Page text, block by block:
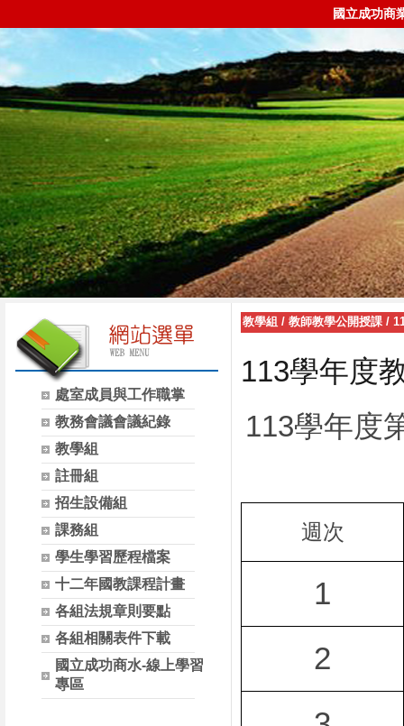
國立成功商
處室成員與工作職掌
教務會議會議紀錄
教學組
註冊組
招生設備組
課務組
學生學習歷程檔案
十二年國教課程計畫
各組法規章則要點
各組相關表件下載
國立成功商水-線上學習
專區
教學組 / 教師教學公開授課 /
113學年度
113學年度
週次
1
2